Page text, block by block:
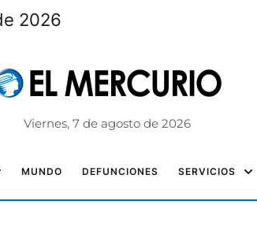
2026
Viernes, 7 de agosto de 2026
MUNDO DEFUNCIONES SERVICIOS